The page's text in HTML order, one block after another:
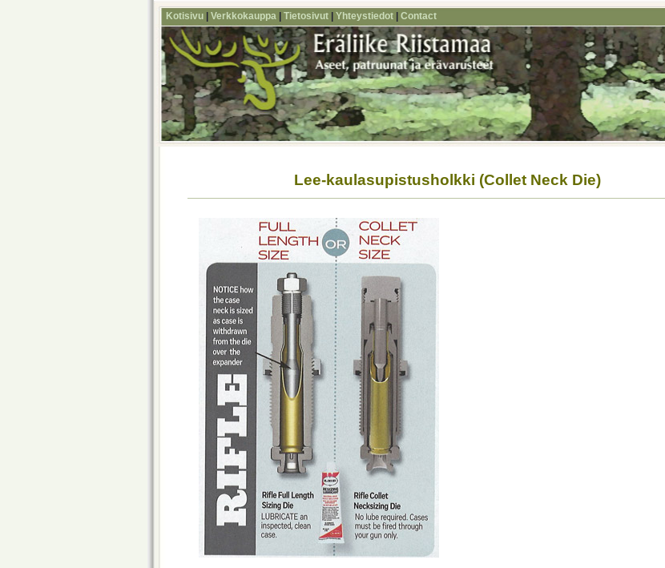
Kotisivu Verkkokauppa Tietosivut Yhteystiedot Contact
Lee-kaulasupistusholkki (Collet Neck Die)